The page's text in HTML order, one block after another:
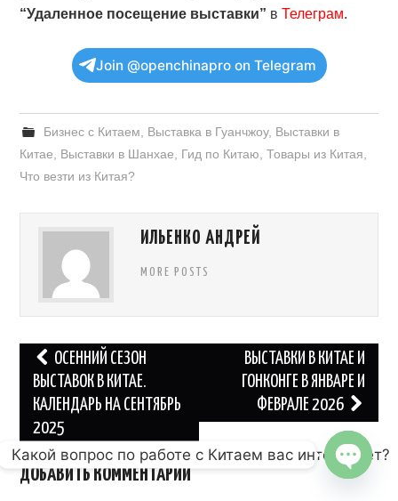
“Удаленное посещение выставки” вТелеграм.
Join @openchinapro on Telegram
Бизнес с Китаем Выставка в Гуанчжоу, Выставки в
Китае
Выставки в Шанхае Гид по Китаю ,Товары из Китая
Что везти из Китая?
ИЛЬЕНКО АНДРЕЙ
MORE POSTS
Навигация
по
записям
ОСЕННИЙ СЕЗОН
ВЫСТАВОК В КИТАЕ.
КАЛЕНДАРЬ НА СЕНТЯБРЬ
2025
ВЫСТАВКИ В КИТАЕ И
ГОНКОНГЕ В ЯНВАРЕ И
ФЕВРАЛЕ 2026
ДОБАВИТЬ КОММЕНТАРИЙ
Какой вопрос по работе с Китаем вас интересует?